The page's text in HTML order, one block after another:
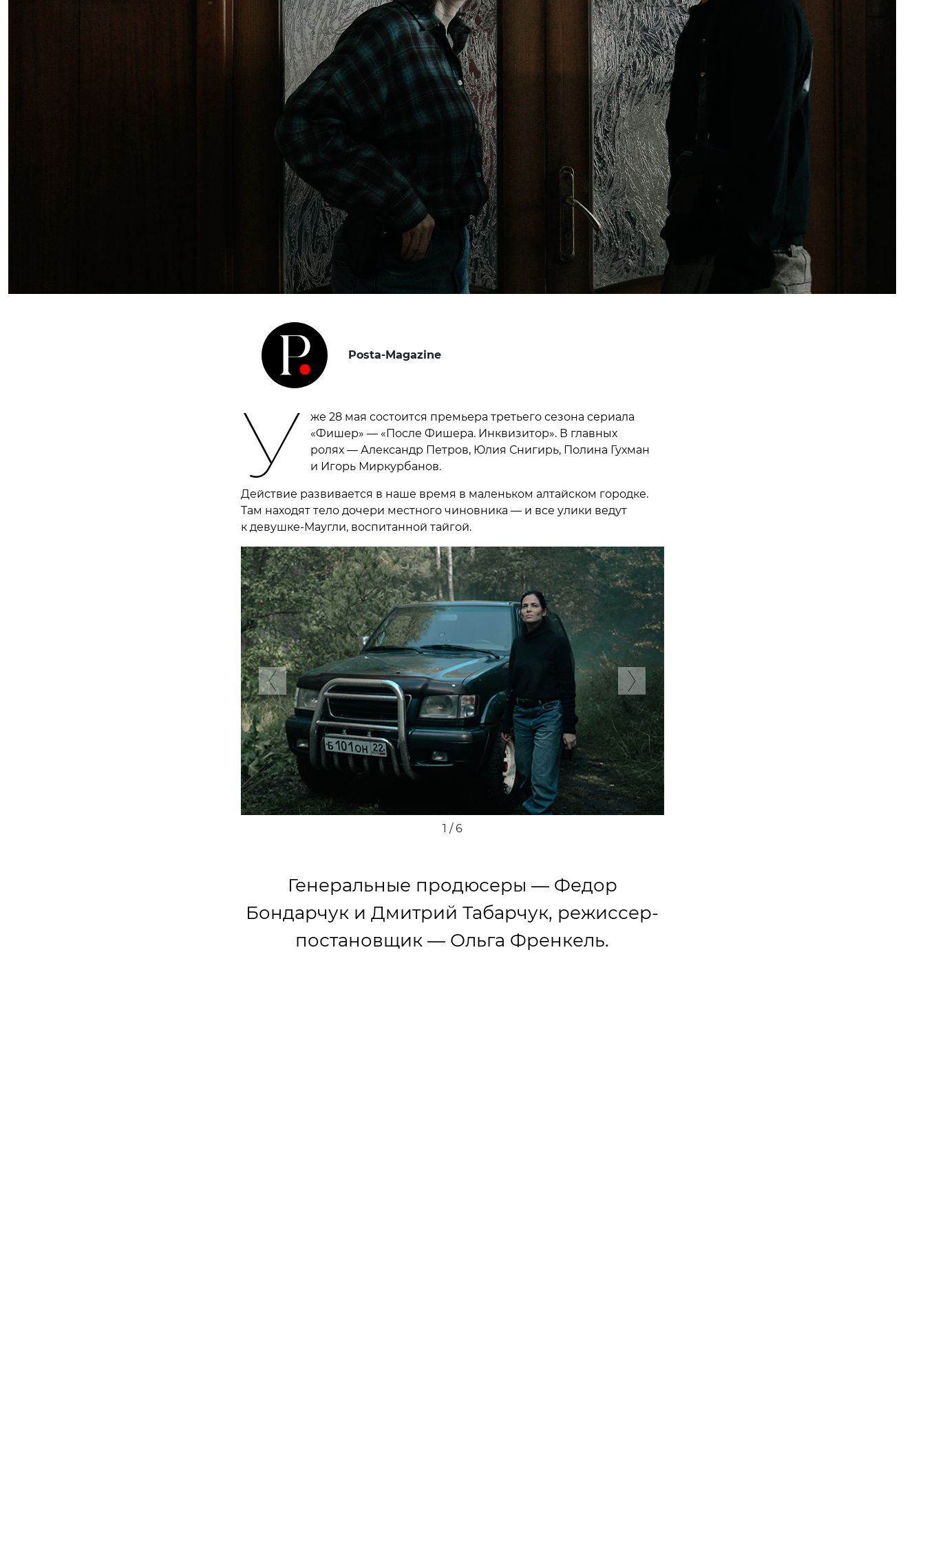
Posta-Magazine
У
же 28 мая состоится премьера третьего сезона сериала
«Фишер» — «После Фишера. Инквизитор». В главных
ролях — Александр Петров, Юлия Снигирь, Полина Гухман
и Игорь Миркурбанов.
Действие развивается в наше время в маленьком алтайском городке.
Там находят тело дочери местного чиновника — и все улики ведут
к девушке-Маугли, воспитанной тайгой.
Previous Next
2 / 6
Генеральные продюсеры — Федор
Бондарчук и Дмитрий Табарчук, режиссер-
постановщик — Ольга Френкель.